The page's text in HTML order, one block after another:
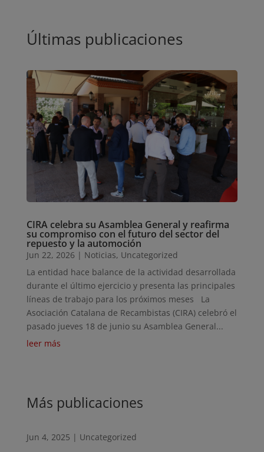
Últimas publicaciones
CIRA celebra su Asamblea General y reafirma
su compromiso con el futuro del sector del
repuesto y la automoción
Jun 22, 2026 | Noticias, Uncategorized
La entidad hace balance de la actividad desarrollada
durante el último ejercicio y presenta las principales
líneas de trabajo para los próximos meses La
Asociación Catalana de Recambistas (CIRA) celebró el
pasado jueves 18 de junio su Asamblea General...
leer más
Más publicaciones
Jun 4, 2025 | Uncategorized